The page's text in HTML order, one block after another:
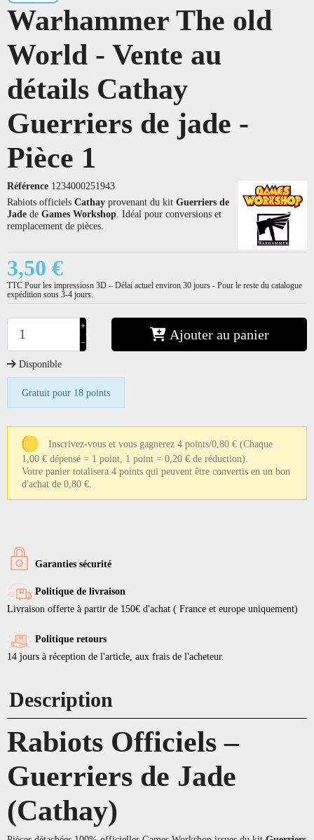
Warhammer The old
World - Vente au
détails Cathay
Guerriers de jade -
Pièce 1
Référence 1234000251943
Rabiots officiels Cathay provenant du kit Guerriers de
Jade de Games Workshop . Idéal pour conversions et
remplacement de pièces.
3,50 €
TTC Pour les impressiosn 3D – Délai actuel environ 30 jours - Pour le reste du catalogue
expédition sous 3-4 jours.
+
−
Ajouter au panier
Disponible
Gratuit pour 18 points
Inscrivez-vous et vous gagnerez 4 points/0,80 € (Chaque
1,00 € dépensé = 1 point, 1 point = 0,20 € de réduction).
Votre panier totalisera 4 points qui peuvent être convertis en un bon
d'achat de 0,80 €.
Garanties sécurité
Politique de livraison
Livraison offerte à partir de 150€ d'achat ( France et europe uniquement)
Politique retours
14 jours à réception de l'article, aux frais de l'acheteur.
Description
Rabiots Officiels –
Guerriers de Jade
(Cathay)